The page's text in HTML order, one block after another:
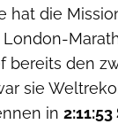
hat die
bereits den
sie
in